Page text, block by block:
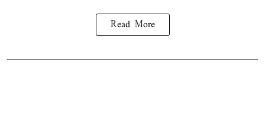
Read More